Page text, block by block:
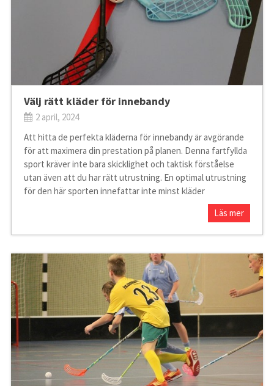
Välj rätt kläder för innebandy
2 april, 2024
Att hitta de perfekta kläderna för innebandy är avgörande
för att maximera din prestation på planen. Denna fartfyllda
sport kräver inte bara skicklighet och taktisk förståelse
utan även att du har rätt utrustning. En optimal utrustning
för den här sporten innefattar inte minst kläder
Läs mer